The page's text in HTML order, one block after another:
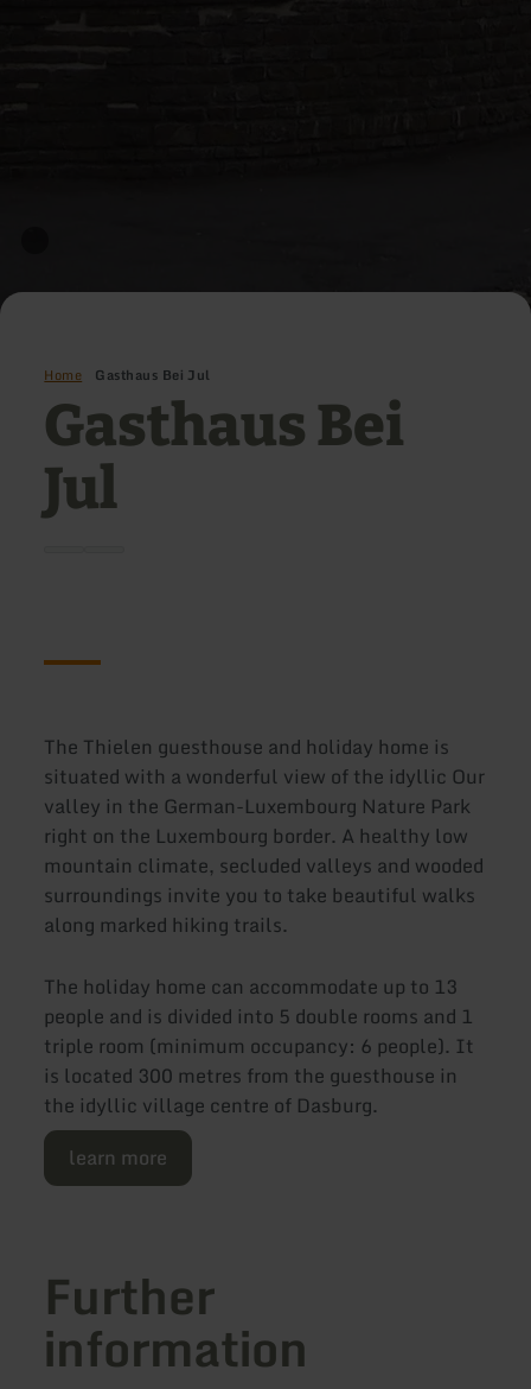
Home Gasthaus Bei Jul
Gasthaus Bei
Jul
The Thielen guesthouse and holiday home is
situated with a wonderful view of the idyllic Our
valley in the German-Luxembourg Nature Park
right on the Luxembourg border. A healthy low
mountain climate, secluded valleys and wooded
surroundings invite you to take beautiful walks
along marked hiking trails.
The holiday home can accommodate up to 13
people and is divided into 5 double rooms and 1
triple room (minimum occupancy: 6 people). It
is located 300 metres from the guesthouse in
the idyllic village centre of Dasburg.
learn more
Further
information